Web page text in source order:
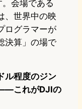
会場である
、世界中の映
ログラマーが
決算」の場で
ル程度のジン
これがDJIの